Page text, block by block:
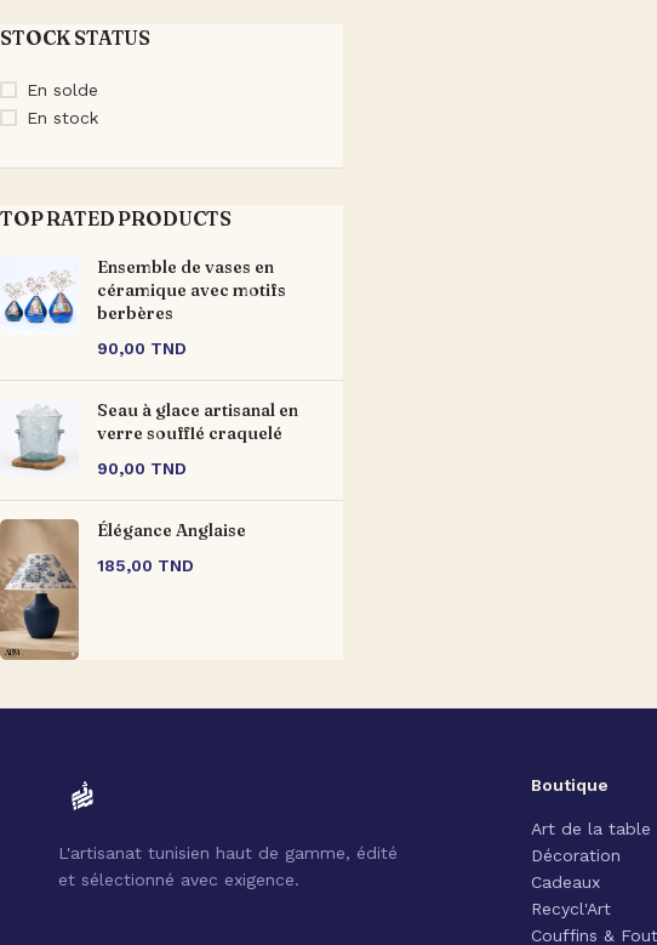
STOCK STATUS
En solde
En stock
TOP RATED PRODUCTS
Ensemble de vases en
céramique avec motifs
berbères
90,00 TND
Seau à glace artisanal en
verre soufflé craquelé
90,00 TND
Élégance Anglaise
185,00 TND
L'artisanat tunisien haut de gamme, édité
et sélectionné avec exigence.
Boutique
Art de la table
Décoration
Cadeaux
Recycl'Art
Couffins &